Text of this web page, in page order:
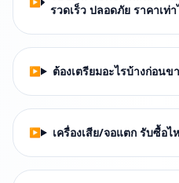
รวดเร็ว ปลอดภัย ราคาเท่า
ต้องเตรียมอะไรบ้างก่อนข
เครื่องเสีย/จอแตก รับซื้อไ